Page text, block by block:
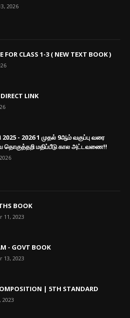
2026
FOR CLASS 1-3 ( NEW TEXT BOOK )
LINK
- 2026 1 முதல் 9ஆம் வகுப்பு வரை
தொகுத்தறி மதிப்பீடு கால அட்டவணை!!
BOOK
11, 2023
- GOVT BOOK
13, 2023
| 5TH STANDARD
2023